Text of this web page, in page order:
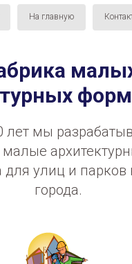
На главную
лет мы
для улиц и парков
города.